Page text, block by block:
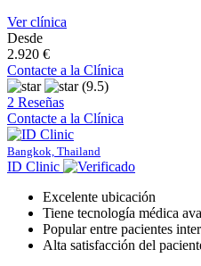
Ver clínica
Desde
2.920 €
Contacte a la Clínica
(9.5)
2 Reseñas
Contacte a la Clínica
Bangkok, Thailand
ID Clinic
Excelente ubicación
Tiene tecnología médica
Popular entre pacientes
Alta satisfacción del